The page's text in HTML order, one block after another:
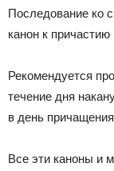
Последование ко
канон к
Рекомендуется
течение дня
в день
Все эти каноны и